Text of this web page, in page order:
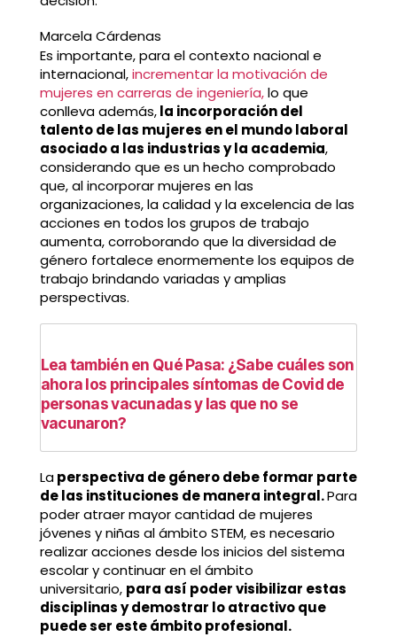
Marcela Cárdenas
Es importante, para el contexto nacional e
internacional,incrementar la motivación de
mujeres en carreras de ingeniería,lo que
conlleva además,la incorporación del
talento de las mujeres en el mundo laboral
asociado a las industrias y la academia,
considerando que es un hecho comprobado
que, al incorporar mujeres en las
organizaciones, la calidad y la excelencia de las
acciones en todos los grupos de trabajo
aumenta, corroborando que la diversidad de
género fortalece enormemente los equipos de
trabajo brindando variadas y amplias
perspectivas.
Lea también en Qué Pasa: ¿Sabe cuáles son
ahora los principales síntomas de Covid de
personas vacunadas y las que no se
vacunaron?
Laperspectiva de género debe formar parte
de las instituciones de manera integral.Para
poder atraer mayor cantidad de mujeres
jóvenes y niñas al ámbito STEM, es necesario
realizar acciones desde los inicios del sistema
escolar y continuar en el ámbito
universitario, para así poder visibilizar estas
disciplinas y demostrar lo atractivo que
puede ser este ámbito profesional.